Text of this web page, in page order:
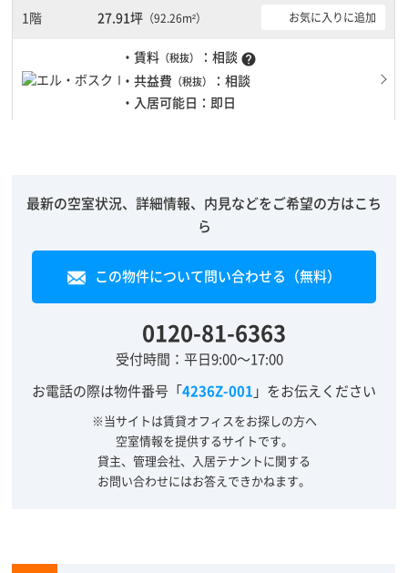
1階 27.91坪（92.26m²） お気に入りに追加
・賃料 （税抜） ：相談 help
・共益費 （税抜）
：相談
・入居可能日：即日
最新の空室状況、詳細情報、内見などをご希望の方はこち
ら
この物件について問い合わせる（無料）
0120-81-6363
受付時間：平日9:00～17:00
お電話の際は物件番号「4236Z-001 」をお伝えください
※当サイトは賃貸オフィスをお探しの方へ
空室情報を提供するサイトです。
貸主、管理会社、入居テナントに関する
お問い合わせにはお答えできかねます。